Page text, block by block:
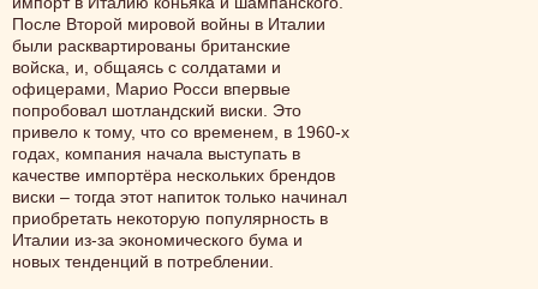
После Второй мировой войны в Италии
были расквартированы британские
войска, и, общаясь с солдатами и
офицерами, Марио Росси впервые
попробовал шотландский виски. Это
привело к тому, что со временем, в 1960-х
годах, компания начала выступать в
качестве импортёра нескольких брендов
виски – тогда этот напиток только начинал
приобретать некоторую популярность в
Италии из-за экономического бума и
новых тенденций в потреблении.